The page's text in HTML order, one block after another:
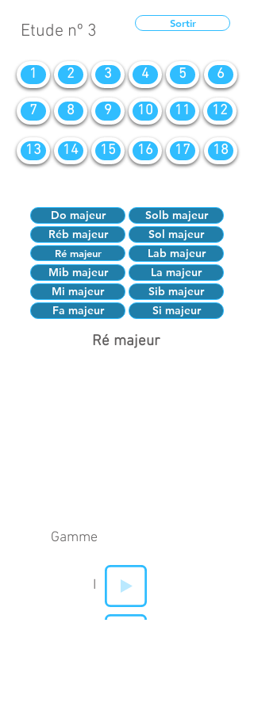
Etude nº 3 Sortir
1 2 3 4 5 6
7 8 9 10 11 12
13 14 15 16 17 18
Do majeur
Solb majeur
Réb majeur
Sol majeur
Ré majeur
Lab majeur
Mib majeur
La majeur
Mi majeur
Sib majeur
Fa majeur
Si majeur
Ré majeur
Gamme
I